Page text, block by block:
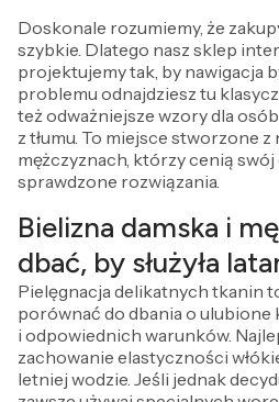
Doskonale rozumiemy, że
szybkie. Dlatego nasz sklep
projektujemy tak, by nawigacja
problemu odnajdziesz tu
też odważniejsze wzory dla
z tłumu. To miejsce stworzone
mężczyznach, którzy cenią swój
sprawdzone rozwiązania.
Bielizna damska i
dbać, by służyła
Pielęgnacja delikatnych tkanin
porównać do dbania o ulubione
i odpowiednich warunków.
zachowanie elastyczności
letniej wodzie. Jeśli jednak